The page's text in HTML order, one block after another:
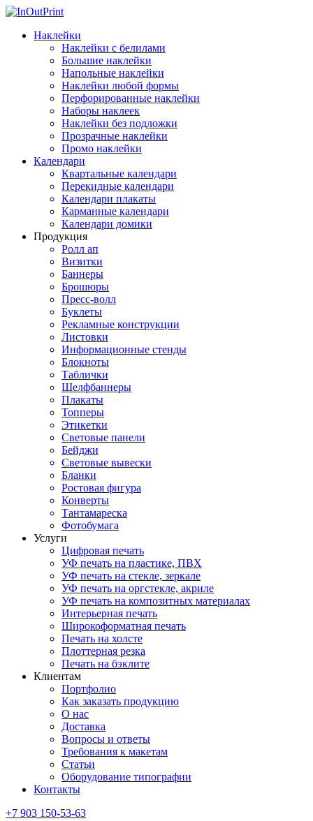
Наклейки
Наклейки с белилами
Большие наклейки
Напольные наклейки
Наклейки любой формы
Перфорированные наклейки
Наборы наклеек
Наклейки без подложки
Прозрачные наклейки
Промо наклейки
Календари
Квартальные календари
Перекидные календари
Календари плакаты
Карманные календари
Календари домики
Продукция
Ролл ап
Визитки
Баннеры
Брошюры
Пресс-волл
Буклеты
Рекламные конструкции
Листовки
Информационные стенды
Блокноты
Таблички
Шелфбаннеры
Плакаты
Топперы
Этикетки
Световые панели
Бейджи
Световые вывески
Бланки
Ростовая фигура
Конверты
Тантамареска
Фотобумага
Услуги
Цифровая печать
УФ печать на пластике, ПВХ
УФ печать на стекле, зеркале
УФ печать на оргстекле, акриле
УФ печать на композитных материалах
Интерьерная печать
Широкоформатная печать
Печать на холсте
Плоттерная резка
Печать на бэклите
Клиентам
Портфолио
Как заказать продукцию
О нас
Доставка
Вопросы и ответы
Требования к макетам
Статьи
Оборудование типографии
Контакты
+7 903 150-53-63